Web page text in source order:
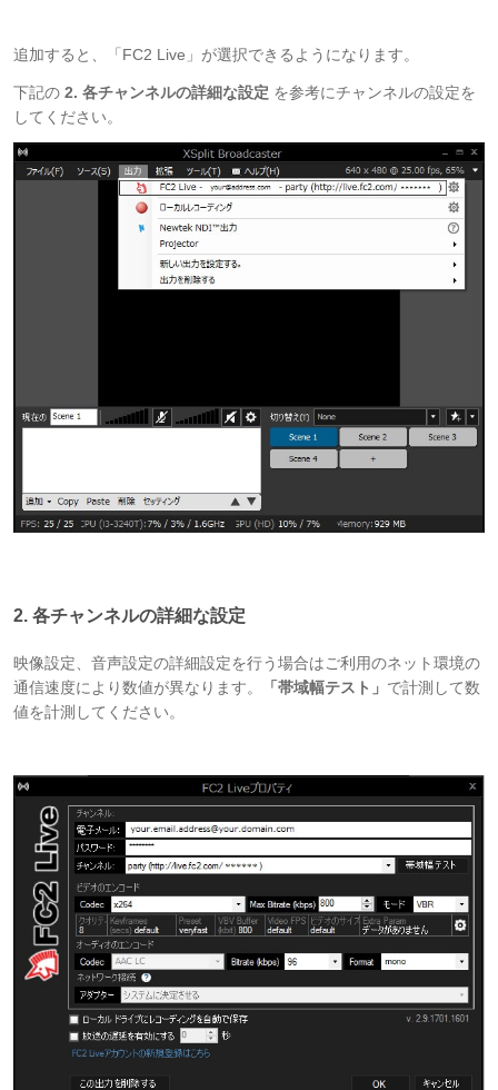
追加すると、「FC2 Live」が選択できるようになります。
下記の 2. 各チャンネルの詳細な設定 を参考にチャンネルの設定を
してください。
2. 各チャンネルの詳細な設定
映像設定、音声設定の詳細設定を行う場合はご利用のネット環境の
通信速度により数値が異なります。
「帯域幅テスト」 で計測して数
値を計測してください。